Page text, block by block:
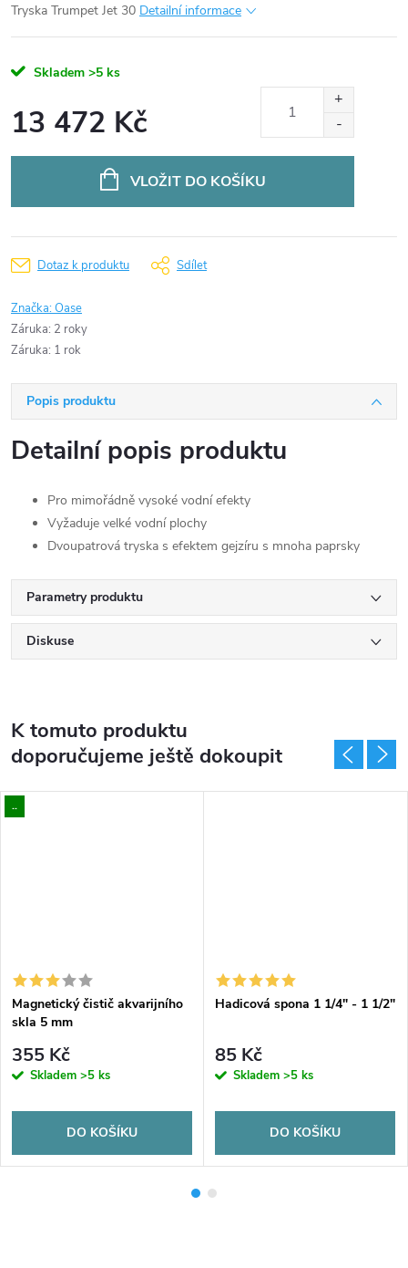
Tryska Trumpet Jet 30 Detailní informace
Skladem >5 ks
13 472 Kč
VLOŽIT DO KOŠÍKU
Dotaz k produktu Sdílet
Značka:Oase
Záruka: 2 roky
Záruka: 1 rok
Popis produktu
Detailní popis produktu
Pro mimořádně vysoké vodní efekty
Vyžaduje velké vodní plochy
Dvoupatrová tryska s efektem gejzíru s mnoha paprsky
Parametry produktu
Diskuse
K tomuto produktu
doporučujeme ještě dokoupit
..
Magnetický čistič akvarijního
skla 5 mm
355 Kč
Skladem >5 ks
DO KOŠÍKU
Hadicová spona 1 1/4" - 1 1/2"
85 Kč
Skladem >5 ks
DO KOŠÍKU